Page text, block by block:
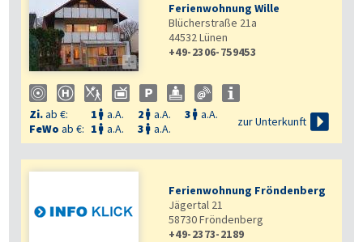

Ferienwohnung Wille
Blücherstraße 21a
44532Lünen
+49-2306-759453
Zi.ab €: 1  a.A. 2  a.A. 3  a.A.
FeWo ab €: 1  a.A. 3  a.A.
zur Unterkunft 
Ferienwohnung Fröndenberg
Jägertal 21
58730Fröndenberg
+49-2373-2189